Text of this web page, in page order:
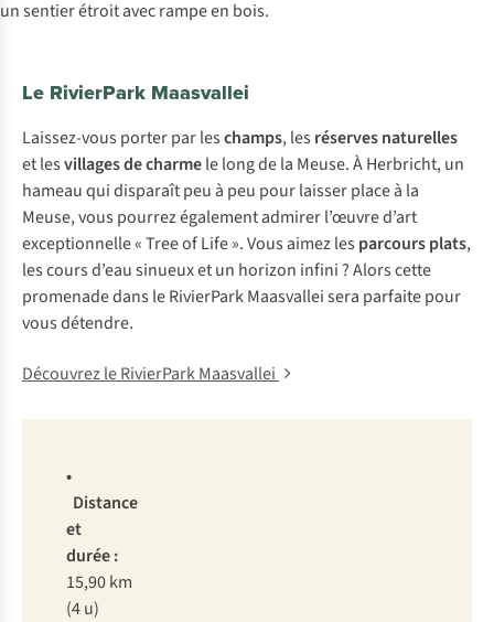
Le RivierPark Maasvallei
Laissez-vous porter par leschamps, les réserves naturelles
et lesvillages de charmele long de la Meuse. À Herbricht, un
hameau qui disparaît peu à peu pour laisser place à la
Meuse, vous pourrez également admirer l’œuvre d’art
exceptionnelle « Tree of Life ». Vous aimez les parcours plats,
les cours d’eau sinueux et un horizon infini ? Alors cette
promenade dans le RivierPark Maasvallei sera parfaite pour
vous détendre.
Découvrez le RivierPark Maasvallei
•
Distance
et
durée :
15,90 km
(4 u)